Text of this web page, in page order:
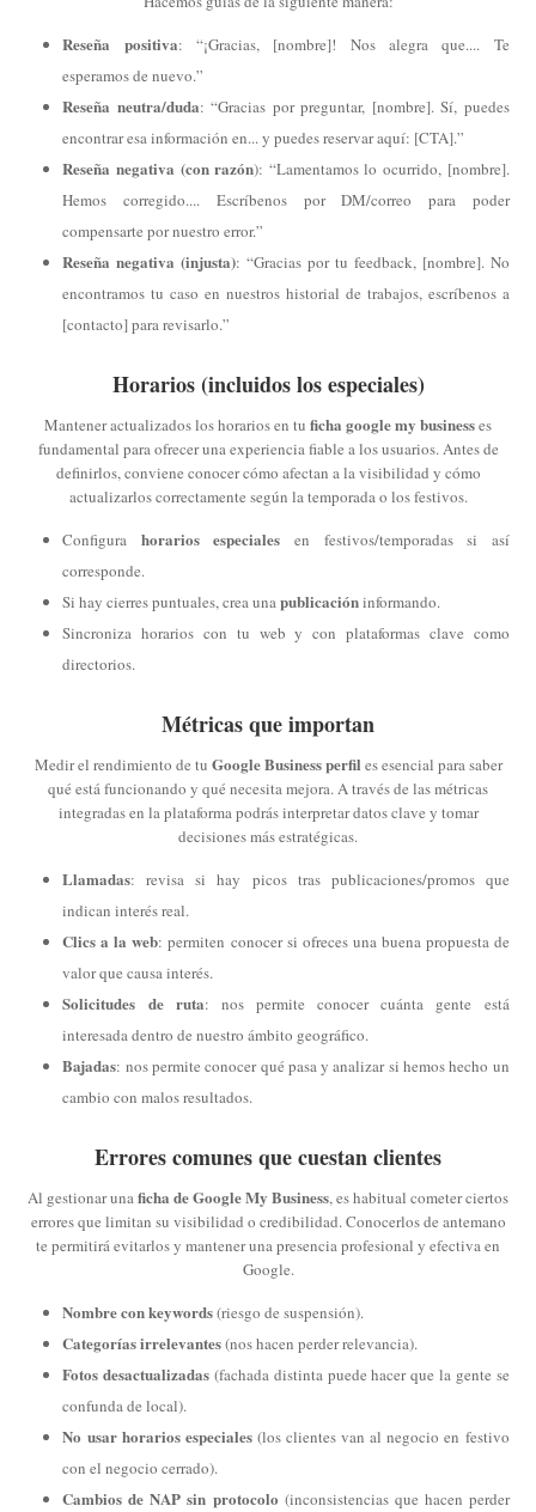
Reseña positiva: “¡Gracias, [nombre]! Nos alegra que.... Te
esperamos de nuevo.”
Reseña neutra/duda: “Gracias por preguntar, [nombre]. Sí, puedes
encontrar esa información en... y puedes reservar aquí: [CTA].”
Reseña negativa (con razón): “Lamentamos lo ocurrido, [nombre].
Hemos corregido.... Escríbenos por DM/correo para poder
compensarte por nuestro error.”
Reseña negativa (injusta): “Gracias por tu feedback, [nombre]. No
encontramos tu caso en nuestros historial de trabajos, escríbenos a
[contacto] para revisarlo.”
Horarios (incluidos los especiales)
Mantener actualizados los horarios en tu ficha google my businesses
fundamental para ofrecer una experiencia fiable a los usuarios. Antes de
definirlos, conviene conocer cómo afectan a la visibilidad y cómo
actualizarlos correctamente según la temporada o los festivos.
Configura horarios especiales en festivos/temporadas si así
corresponde.
Si hay cierres puntuales, crea unapublicacióninformando.
Sincroniza horarios con tu web y con plataformas clave como
directorios.
Métricas que importan
Medir el rendimiento de tu Google Business perfil es esencial para saber
qué está funcionando y qué necesita mejora. A través de las métricas
integradas en la plataforma podrás interpretar datos clave y tomar
decisiones más estratégicas.
Llamadas: revisa si hay picos tras publicaciones/promos que
indican interés real.
Clics a la web: permiten conocer si ofreces una buena propuesta de
valor que causa interés.
Solicitudes de ruta: nos permite conocer cuánta gente está
interesada dentro de nuestro ámbito geográfico.
Bajadas: nos permite conocer qué pasa y analizar si hemos hecho un
cambio con malos resultados.
Errores comunes que cuestan clientes
Al gestionar unaficha de Google My Business, es habitual cometer ciertos
errores que limitan su visibilidad o credibilidad. Conocerlos de antemano
te permitirá evitarlos y mantener una presencia profesional y efectiva en
Google.
Nombre con keywords(riesgo de suspensión).
Categorías irrelevantes(nos hacen perder relevancia).
Fotos desactualizadas (fachada distinta puede hacer que la gente se
confunda de local).
No usar horarios especiales(los clientes van al negocio en festivo
con el negocio cerrado).
Cambios de NAP sin protocolo (inconsistencias que hacen perder